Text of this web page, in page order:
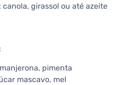
canola, girassol ou até azeite
pimenta
mascavo, mel